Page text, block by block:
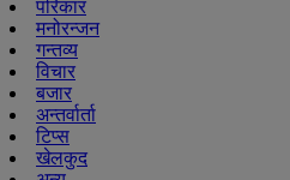
परिकार
मनोरन्जन
गन्तव्य
विचार
बजार
अन्तर्वार्ता
टिप्स
खेलकुद